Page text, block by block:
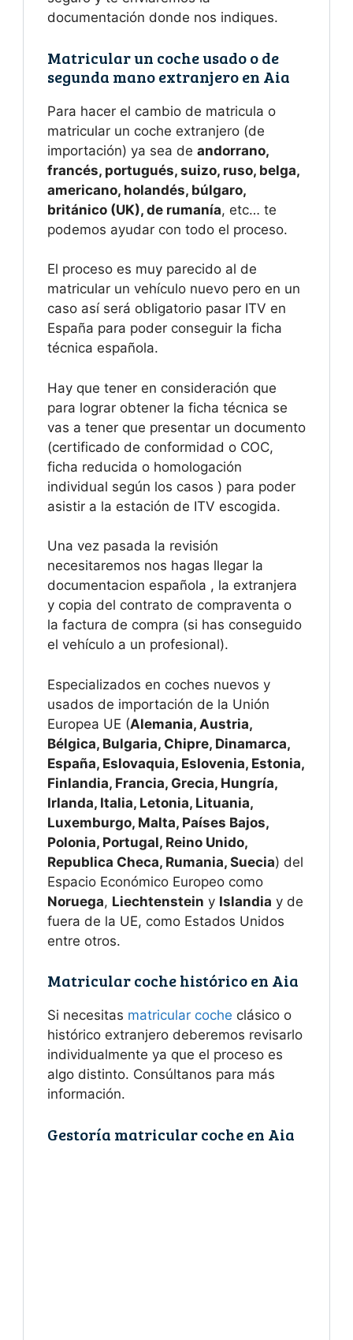
documentación donde nos indiques.
Matricular un coche usado o de
segunda mano extranjero en Aia
Para hacer el cambio de matricula o
matricular un coche extranjero (de
importación) ya sea de andorrano,
francés, portugués, suizo, ruso, belga,
americano, holandés, búlgaro,
británico (UK), de rumanía, etc… te
podemos ayudar con todo el proceso.
El proceso es muy parecido al de
matricular un vehículo nuevo pero en un
caso así será obligatorio pasar ITV en
España para poder conseguir la ficha
técnica española.
Hay que tener en consideración que
para lograr obtener la ficha técnica se
vas a tener que presentar un documento
(certificado de conformidad o COC,
ficha reducida o homologación
individual según los casos ) para poder
asistir a la estación de ITV escogida.
Una vez pasada la revisión
necesitaremos nos hagas llegar la
documentacion española , la extranjera
y copia del contrato de compraventa o
la factura de compra (si has conseguido
el vehículo a un profesional).
Especializados en coches nuevos y
usados de importación de la Unión
Europea UE (Alemania, Austria,
Bélgica, Bulgaria, Chipre, Dinamarca,
España, Eslovaquia, Eslovenia, Estonia,
Finlandia, Francia, Grecia, Hungría,
Irlanda, Italia, Letonia, Lituania,
Luxemburgo, Malta, Países Bajos,
Polonia, Portugal, Reino Unido,
Republica Checa, Rumania, Suecia) del
Espacio Económico Europeo como
Noruega, Liechtenstein y Islandia y de
fuera de la UE, como Estados Unidos
entre otros.
Matricular coche histórico en Aia
Si necesitas matricular coche clásico o
histórico extranjero deberemos revisarlo
individualmente ya que el proceso es
algo distinto. Consúltanos para más
información.
Gestoría matricular coche en Aia